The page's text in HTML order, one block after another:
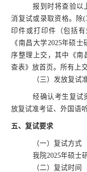
报到时将查验以
消复试或录取资格。除
印件或打印件（包括
《南昌大学 2025年硕
序整理上交，其中《南
查表》放首 页。 所有上
（ 三）发放复试
经确认考生复试
放复试准考证、外国语
五、复试要求
（一）复试方式
我院2025年硕士
（二）复试时间